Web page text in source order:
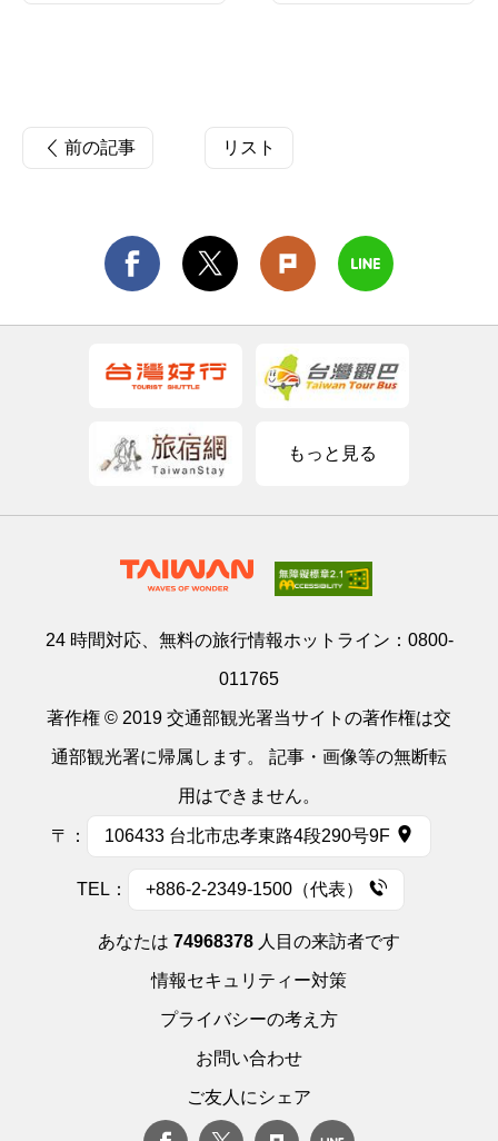
前の記事 リスト
もっと見る
24 時間対応、無料の旅行情報ホットライン： 0800-
011765
著作権 © 2019 交通部観光署当サイトの著作権は交
通部観光署に帰属します。 記事・画像等の無断転
用はできません。
〒： 106433 台北市忠孝東路4段290号9F
TEL： +886-2-2349-1500（代表）
あなたは 74968378 人目の来訪者です
情報セキュリティー対策
プライバシーの考え方
お問い合わせ
ご友人にシェア